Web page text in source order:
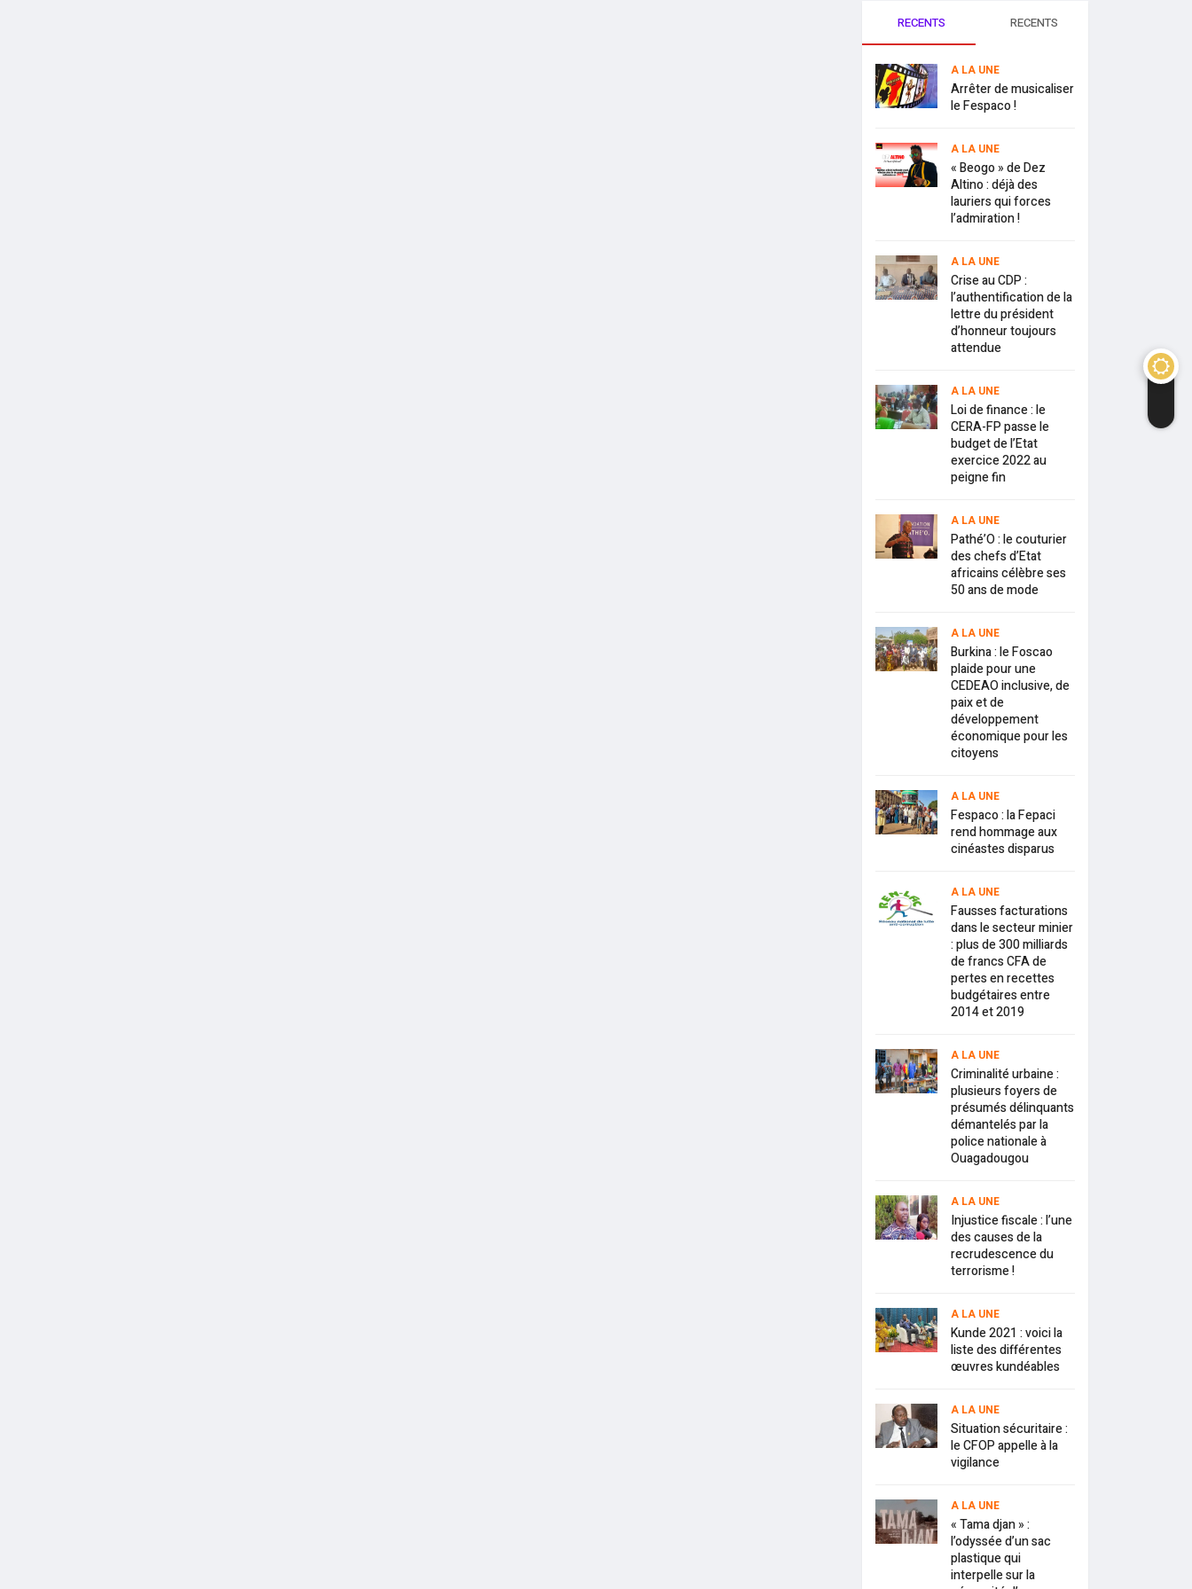
RECENTS RECENTS
A LA UNE
Arrêter de musicaliser
le Fespaco !
A LA UNE
« Beogo » de Dez
Altino : déjà des
lauriers qui forces
l’admiration !
A LA UNE
Crise au CDP :
l’authentification de la
lettre du président
d’honneur toujours
attendue
A LA UNE
Loi de finance : le
CERA-FP passe le
budget de l’Etat
exercice 2022 au
peigne fin
A LA UNE
Pathé’O : le couturier
des chefs d’Etat
africains célèbre ses
50 ans de mode
A LA UNE
Burkina : le Foscao
plaide pour une
CEDEAO inclusive, de
paix et de
développement
économique pour les
citoyens
A LA UNE
Fespaco : la Fepaci
rend hommage aux
cinéastes disparus
A LA UNE
Fausses facturations
dans le secteur minier
: plus de 300 milliards
de francs CFA de
pertes en recettes
budgétaires entre
2014 et 2019
A LA UNE
Criminalité urbaine :
plusieurs foyers de
présumés délinquants
démantelés par la
police nationale à
Ouagadougou
A LA UNE
Injustice fiscale : l’une
des causes de la
recrudescence du
terrorisme !
A LA UNE
Kunde 2021 : voici la
liste des différentes
œuvres kundéables
A LA UNE
Situation sécuritaire :
le CFOP appelle à la
vigilance
A LA UNE
« Tama djan » :
l’odyssée d’un sac
plastique qui
interpelle sur la